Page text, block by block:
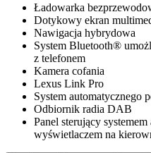
Ładowarka
Dotykowy ekran
Nawigacja hybrydowa
System Bluetooth®
z telefonem
Kamera cofania
Lexus Link Pro
System automatycznego
Odbiornik radia DAB
Panel sterujący
wyświetlaczem na